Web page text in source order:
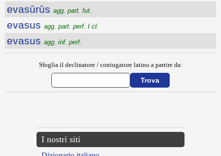
evasūrūs agg. part. fut.
evasus agg. part. perf. I cl.
evasus agg. inf. perf.
Sfoglia il declinatore / coniugatore latino a partire da:
I nostri siti